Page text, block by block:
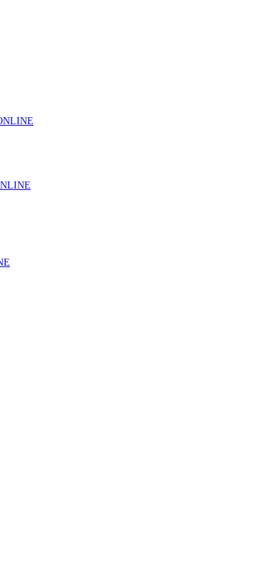
ficar sem médico de família com nova regras do
cancro do pulmão são custo-efetivos e representam um
com enfarte apresentavam níveis elevados de Lp(a),
linha no cancro da mama triplo negativo metastático